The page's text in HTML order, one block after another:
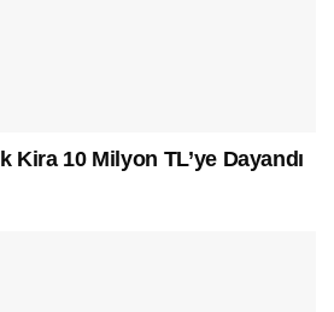
Kira 10 Milyon TL’ye Dayandı